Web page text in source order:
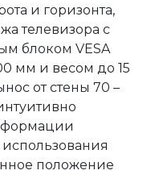
и горизонта,
телевизора с
блоком VESA
мм и весом до 15
от стены 70 –
положение